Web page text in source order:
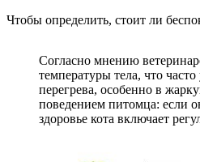
Чтобы определить, стоит ли
Согласно мнению
температуры тела, что
перегрева, особенно в
поведением питомца: если
здоровье кота включает